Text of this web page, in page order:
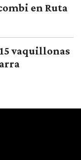
en Ruta
vaquillonas